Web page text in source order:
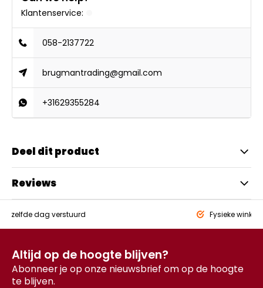
Klantenservice:
058-2137722
brugmantrading@gmail.com
+31629355284
Deel dit product
Reviews
zelfde dag verstuurd Fysieke winkel
Altijd op de hoogte blijven?
Abonneer je op onze nieuwsbrief om op de hoogte
te blijven.